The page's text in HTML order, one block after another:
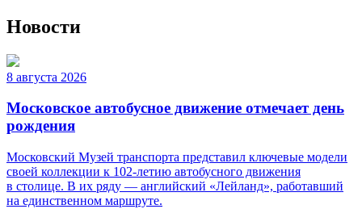
Новости
8 августа 2026
Московское автобусное движение отмечает день
рождения
Московский Музей транспорта представил ключевые модели
своей коллекции к 102-летию автобусного движения
в столице. В их ряду — английский «Лейланд», работавший
на единственном маршруте.